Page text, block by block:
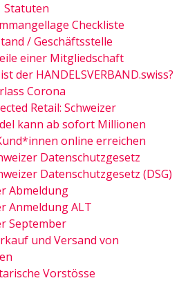
Statuten
Checkliste
/ Geschäftsstelle
einer Mitgliedschaft
der HANDELSVERBAND.swiss?
Corona
Retail: Schweizer
kann ab sofort Millionen
online erreichen
Datenschutzgesetz
Datenschutzgesetz (DSG)
Abmeldung
Anmeldung ALT
September
und Versand von
Vorstösse